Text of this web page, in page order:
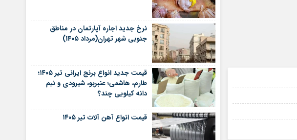
نرخ جدید اجاره آپارتمان در مناطق
جنوبی شهر تهران(مرداد ۱۴۰۵)
قیمت جدید انواع برنج ایرانی تیر ۱۴۰۵؛
طارم، هاشمی؛ عنبربو، شیرودی و نیم
دانه کیلویی چند؟
قیمت انواع آهن آلات تیر ۱۴۰۵